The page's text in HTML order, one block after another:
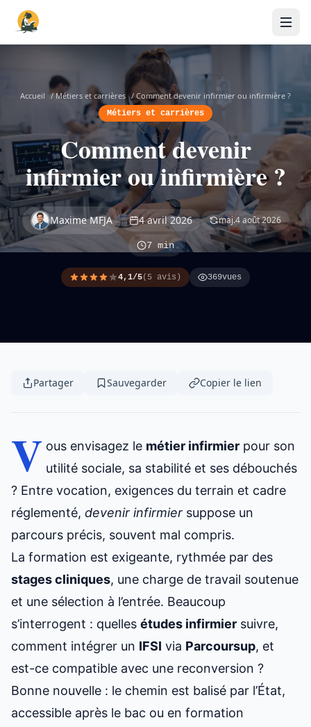
Accueil / Métiers et carrières / Comment devenir infirmier ou infirmière ?
Métiers et carrières
Comment devenir
infirmier ou infirmière ?
Maxime MFJA 4 avril 2026 maj.4 août 2026
7 min
4,1/5(5 avis) 369vues
Partager Sauvegarder Copier le lien
V ous envisagez le métier infirmier pour son
utilité sociale, sa stabilité et ses débouchés
? Entre vocation, exigences du terrain et cadre
réglementé, devenir infirmier suppose un
parcours précis, souvent mal compris.
La formation est exigeante, rythmée par des
stages cliniques, une charge de travail soutenue
et une sélection à l’entrée. Beaucoup
s’interrogent : quelles études infirmier suivre,
comment intégrer un IFSI via Parcoursup, et
est-ce compatible avec une reconversion ?
Bonne nouvelle : le chemin est balisé par l’État,
accessible après le bac ou en formation